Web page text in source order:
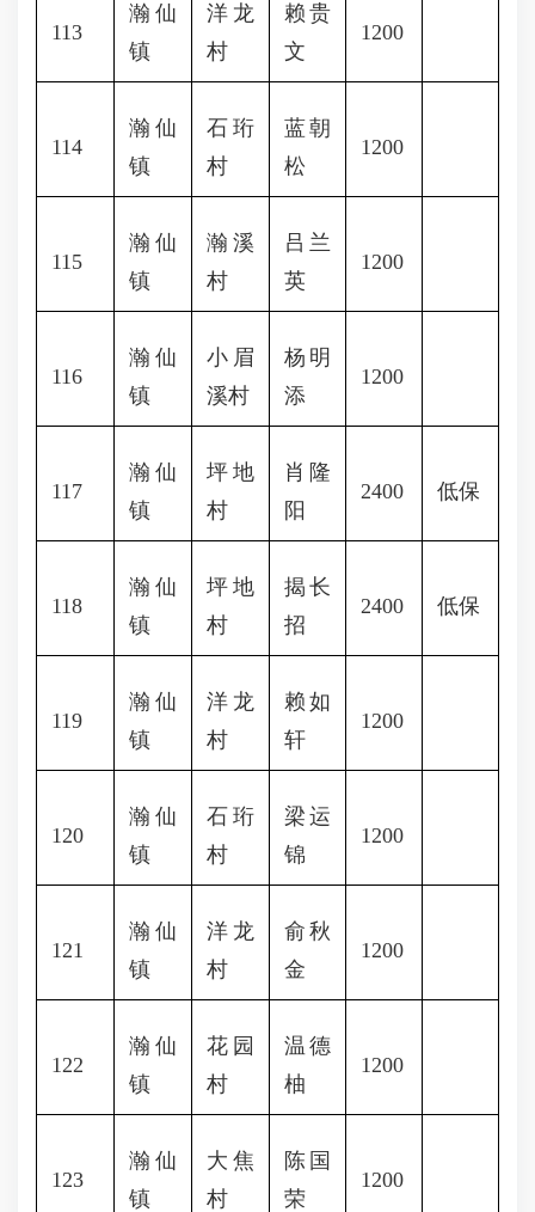
113
瀚仙
镇
洋龙
村
赖贵
文
1200
114
瀚仙
镇
石珩
村
蓝朝
松
1200
115
瀚仙
镇
瀚溪
村
吕兰
英
1200
116
瀚仙
镇
小眉
溪村
杨明
添
1200
117
瀚仙
镇
坪地
村
肖隆
阳
2400 低保
118
瀚仙
镇
坪地
村
揭长
招
2400 低保
119
瀚仙
镇
洋龙
村
赖如
轩
1200
120
瀚仙
镇
石珩
村
梁运
锦
1200
121
瀚仙
镇
洋龙
村
俞秋
金
1200
122
瀚仙
镇
花园
村
温德
柚
1200
123
瀚仙
镇
大焦
村
陈国
荣
1200